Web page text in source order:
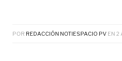
POR REDACCIÓN NOTIESPACIO PV EN 2